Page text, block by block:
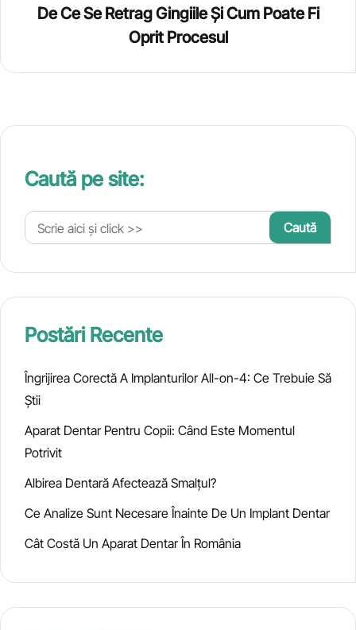
De Ce Se Retrag Gingiile Și Cum Poate Fi
Oprit Procesul
Caută pe site:
Postări Recente
Îngrijirea Corectă A Implanturilor All-on-4: Ce Trebuie Să
Știi
Aparat Dentar Pentru Copii: Când Este Momentul
Potrivit
Albirea Dentară Afectează Smalțul?
Ce Analize Sunt Necesare Înainte De Un Implant Dentar
Cât Costă Un Aparat Dentar În România